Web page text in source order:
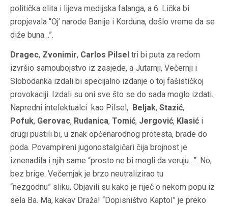
politička elita i lijeva medijska falanga, a 6. Lička bi
propjevala “Oj’ narode Banije i Korduna, došlo vreme da se
diže buna…”.
Dragec, Zvonimir, Carlos Pilsel tri bi puta za redom
izvršio samoubojstvo iz zasjede, a Jutarnji, Večernji i
Slobodanka izdali bi specijalno izdanje o toj fašističkoj
provokaciji. Izdali su oni sve što se do sada moglo izdati.
Napredni intelektualci kao Pilsel, Beljak, Stazić,
Pofuk, Gerovac, Rudanica, Tomić, Jergović, Klasić i
drugi pustili bi, u znak općenarodnog protesta, brade do
poda. Povampireni jugonostalgičari čija brojnost je
iznenadila i njih same “prosto ne bi mogli da veruju…”. No,
bez brige. Večernjak je brzo neutralizirao tu
“nezgodnu” sliku. Objavili su kako je riječ o nekom popu iz
sela Ba. Ma, kakav Draža! “Dopisništvo Kaptol” je preko